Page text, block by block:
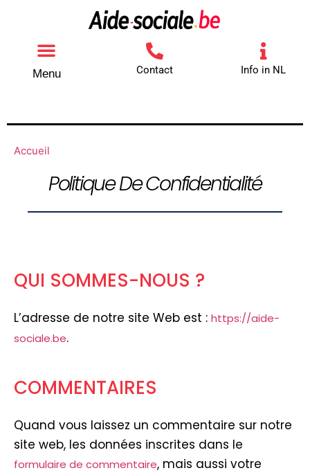
Menu Contact Info in NL
Accueil
Politique De Confidentialité
QUI SOMMES-NOUS ?
L’adresse de notre site Web est : https://aide-
sociale.be.
COMMENTAIRES
Quand vous laissez un commentaire sur notre
site web, les données inscrites dans le
formulaire de commentaire, mais aussi votre